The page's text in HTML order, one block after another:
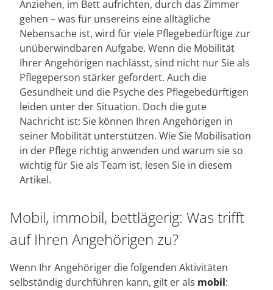
Anziehen, im Bett aufrichten, durch das Zimmer
gehen – was für unsereins eine alltägliche
Nebensache ist, wird für viele Pflegebedürftige zur
unüberwindbaren Aufgabe. Wenn die Mobilität
Ihrer Angehörigen nachlässt, sind nicht nur Sie als
Pflegeperson stärker gefordert. Auch die
Gesundheit und die Psyche des Pflegebedürftigen
leiden unter der Situation. Doch die gute
Nachricht ist: Sie können Ihren Angehörigen in
seiner Mobilität unterstützen. Wie Sie Mobilisation
in der Pflege richtig anwenden und warum sie so
wichtig für Sie als Team ist, lesen Sie in diesem
Artikel.
Mobil, immobil, bettlägerig: Was trifft
auf Ihren Angehörigen zu?
Wenn Ihr Angehöriger die folgenden Aktivitäten
selbständig durchführen kann, gilt er als mobil: